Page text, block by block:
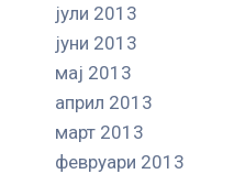
јули 2013
јуни 2013
мај 2013
април 2013
март 2013
февруари 2013